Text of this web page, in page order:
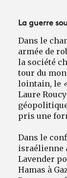
La guerre
Dans le
armée de
la société
tour du
lointain, le
Laure
pris une
Dans le
israélienne
Lavender
Hamas à